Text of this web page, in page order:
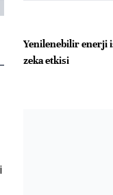
Yenilenebilir enerji
zeka etkisi